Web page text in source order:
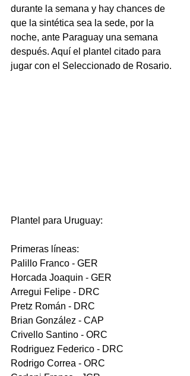
durante la semana y hay chances de
que la sintética sea la sede, por la
noche, ante Paraguay una semana
después. Aquí el plantel citado para
jugar con el Seleccionado de Rosario.
Plantel para Uruguay:
Primeras líneas:
Palillo Franco - GER
Horcada Joaquin - GER
Arregui Felipe - DRC
Pretz Román - DRC
Brian González - CAP
Crivello Santino - ORC
Rodriguez Federico - DRC
Rodrigo Correa - ORC